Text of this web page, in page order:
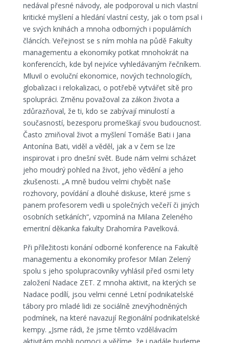
nedával přesné návody, ale podporoval u nich vlastní
kritické myšlení a hledání vlastní cesty, jak o tom psal i
ve svých knihách a mnoha odborných i populárních
článcích. Veřejnost se s ním mohla na půdě Fakulty
managementu a ekonomiky potkat mnohokrát na
konferencích, kde byl nejvíce vyhledávaným řečníkem.
Mluvil o evoluční ekonomice, nových technologiích,
globalizaci i relokalizaci, o potřebě vytvářet sítě pro
spolupráci. Změnu považoval za zákon života a
zdůrazňoval, že ti, kdo se zabývají minulostí a
současností, bezesporu promeškají svou budoucnost.
Často zmiňoval život a myšlení Tomáše Bati i Jana
Antonína Bati, viděl a věděl, jak a v čem se lze
inspirovat i pro dnešní svět. Bude nám velmi scházet
jeho moudrý pohled na život, jeho vědění a jeho
zkušenosti. „A mně budou velmi chybět naše
rozhovory, povídání a dlouhé diskuse, které jsme s
panem profesorem vedli u společných večeří či jiných
osobních setkáních“, vzpomíná na Milana Zeleného
emeritní děkanka fakulty Drahomíra Pavelková.
Při příležitosti konání odborné konference na Fakultě
managementu a ekonomiky profesor Milan Zelený
spolu s jeho spolupracovníky vyhlásil před osmi lety
založení Nadace ZET. Z mnoha aktivit, na kterých se
Nadace podílí, jsou velmi cenné Letní podnikatelské
tábory pro mladé lidi ze sociálně znevýhodněných
podmínek, na které navazují Regionální podnikatelské
kempy. „Jsme rádi, že jsme těmto vzdělávacím